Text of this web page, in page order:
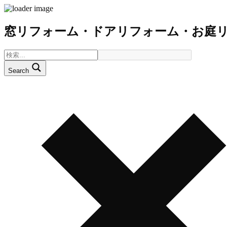
窓リフォーム・ドアリフォーム・お庭
Search